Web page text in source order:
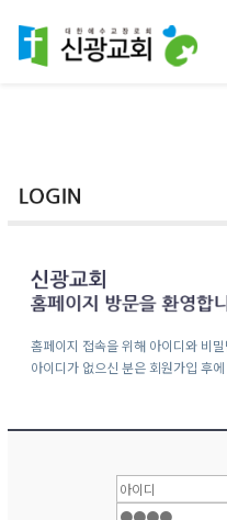
홈페이지 접속을 위해 아이디와 비
아이디가 없으신 분은 회원가입 후